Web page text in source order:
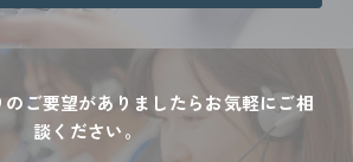
ご要望がありましたらお気軽にご相
談ください。